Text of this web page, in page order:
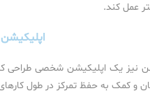
عمل کند.
نیز یک اپلیکیشن شخصی طراحی
و کمک به حفظ تمرکز در طول